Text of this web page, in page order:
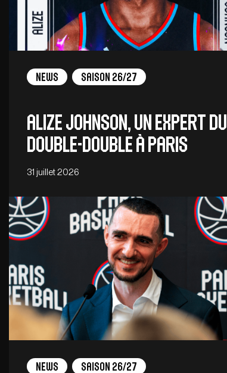
News Saison 26/27
Alize Johnson, un expert du
double-double à Paris
31 juillet 2026
News Saison 26/27